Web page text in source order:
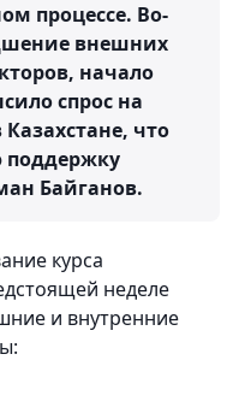
процессе. Во-
внешних
начало
спрос на
что
поддержку
Байганов.
курса
неделе
и внутренние